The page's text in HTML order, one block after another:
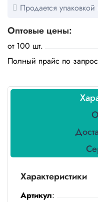
упаковка
и
Товары
Полотенца
Туалетная
бумага
Продается
Оптовые цены:
от 100 шт.
Полный прайс по
Характеристики
Артикул: